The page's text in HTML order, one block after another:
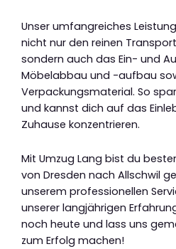
Unser umfangreiches
nicht nur den reinen
sondern auch das Ein- und
Möbelabbau und -aufbau
Verpackungsmaterial. So
und kannst dich auf das
Zuhause konzentrieren.
Mit Umzug Lang bist du
von Dresden nach Allschwil
unserem professionellen
unserer langjährigen
noch heute und lass uns
zum Erfolg machen!